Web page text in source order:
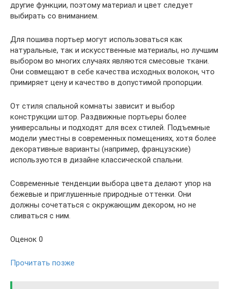
другие функции, поэтому материал и цвет следует
выбирать со вниманием.
Для пошива портьер могут использоваться как
натуральные, так и искусственные материалы, но лучшим
выбором во многих случаях являются смесовые ткани.
Они совмещают в себе качества исходных волокон, что
примиряет цену и качество в допустимой пропорции.
От стиля спальной комнаты зависит и выбор
конструкции штор. Раздвижные портьеры более
универсальны и подходят для всех стилей. Подъемные
модели уместны в современных помещениях, хотя более
декоративные варианты (например, французские)
используются в дизайне классической спальни.
Современные тенденции выбора цвета делают упор на
бежевые и приглушенные природные оттенки. Они
должны сочетаться с окружающим декором, но не
сливаться с ним.
Оценок 0
Прочитать позже